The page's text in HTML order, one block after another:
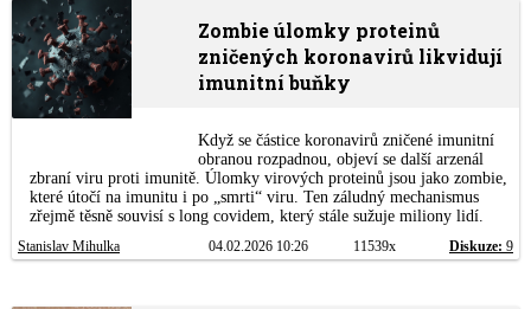
Zombie úlomky proteinů
zničených koronavirů likvidují
imunitní buňky
Když se částice koronavirů zničené imunitní
obranou rozpadnou, objeví se další arzenál
zbraní viru proti imunitě. Úlomky virových proteinů jsou jako zombie,
které útočí na imunitu i po „smrti“ viru. Ten záludný mechanismus
zřejmě těsně souvisí s long covidem, který stále sužuje miliony lidí.
Stanislav Mihulka 04.02.2026 10:26 11539x Diskuze: 9